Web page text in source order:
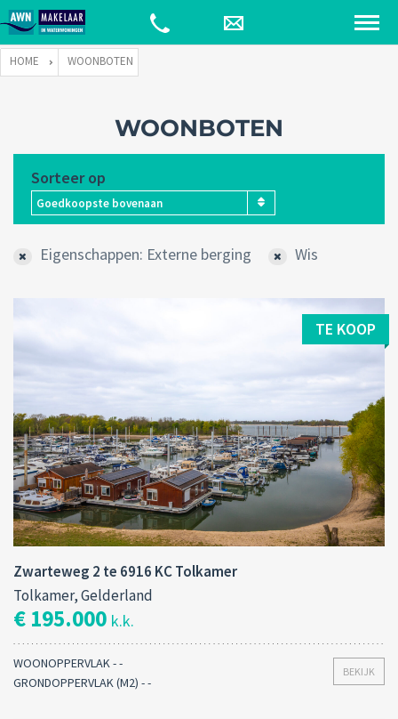
HOME WOONBOTEN
WOONBOTEN
Sorteer op
Goedkoopste bovenaan
Eigenschappen: Externe berging Wis
TE KOOP
Zwarteweg 2 te 6916 KC Tolkamer
Tolkamer, Gelderland
€ 195.000 k.k.
BEKIJK
WOONOPPERVLAK - -
GRONDOPPERVLAK (M2) - -